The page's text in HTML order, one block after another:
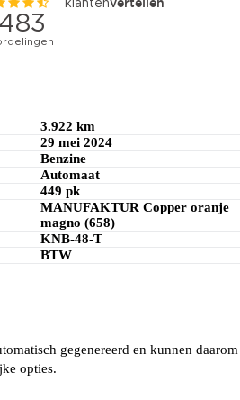
3.922 km
29 mei 2024
Benzine
Automaat
449 pk
MANUFAKTUR Copper oranje
magno (658)
KNB-48-T
BTW
gegenereerd en kunnen daarom
opties.